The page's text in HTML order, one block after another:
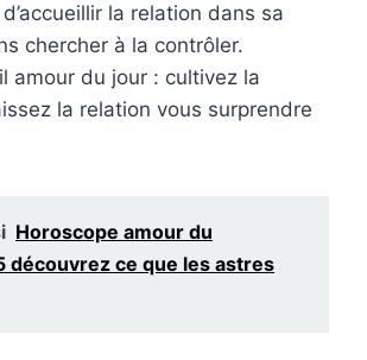
la relation dans sa
chercher à la contrôler.
amour du jour : cultivez la
la relation vous surprendre
Horoscope amour du
découvrez ce que les astres